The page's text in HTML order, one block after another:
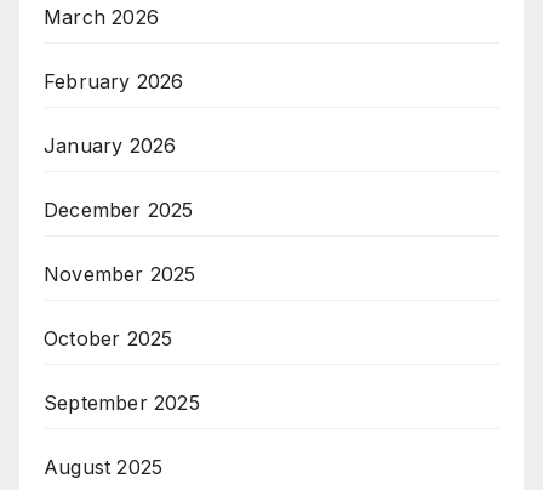
March 2026
February 2026
January 2026
December 2025
November 2025
October 2025
September 2025
August 2025